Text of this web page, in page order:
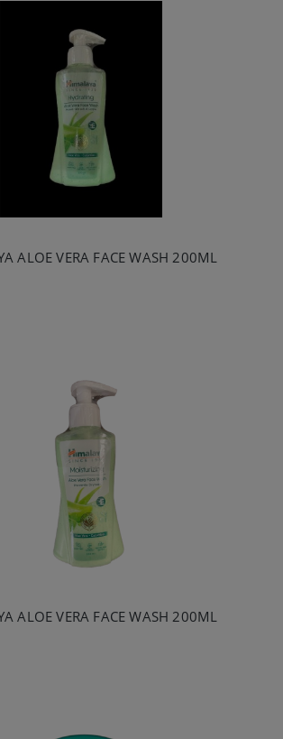
ALOE VERA FACE WASH 200ML
ALOE VERA FACE WASH 200ML